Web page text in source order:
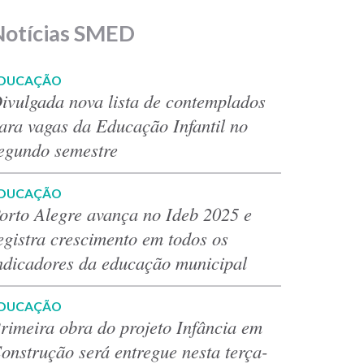
SMED
nova lista de contemplados
vagas da Educação Infantil no
semestre
Alegre avança no Ideb 2025 e
crescimento em todos os
da educação municipal
obra do projeto Infância em
será entregue nesta terça-